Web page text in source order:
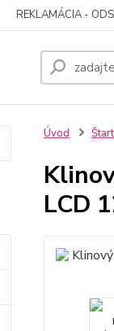
REKLAMÁCIA -
Úvod
LCD